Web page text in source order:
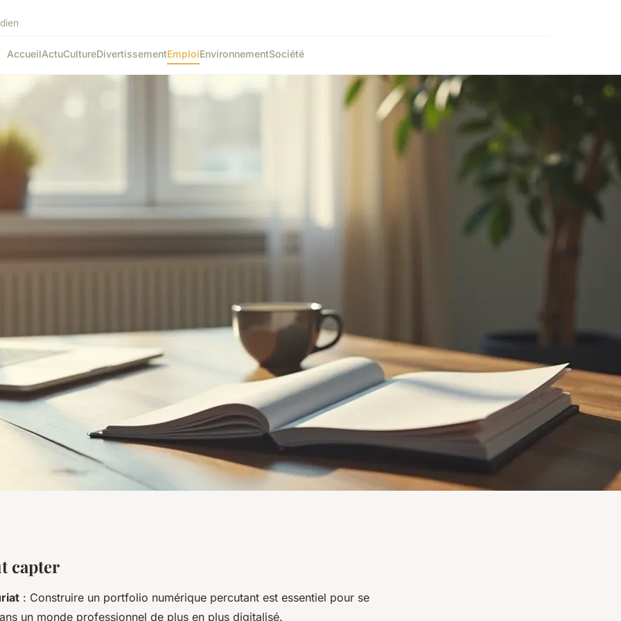
AccueilActuCultureDivertissementEmploiEnvironnementSociété
bien
pro
capter
: Construire un portfolio numérique percutant est essentiel pour se
un monde professionnel de plus en plus digitalisé.